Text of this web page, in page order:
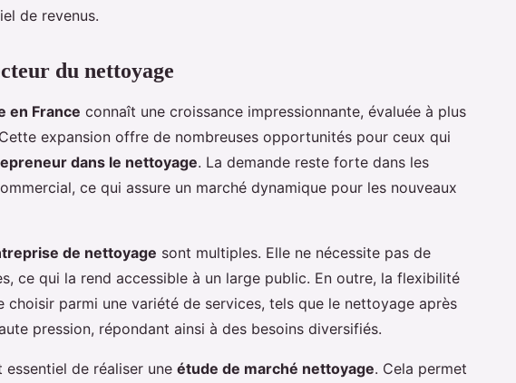
de revenus.
du nettoyage
en France connaît une croissance impressionnante, évaluée à plus
expansion offre de nombreuses opportunités pour ceux qui
dans le nettoyage. La demande reste forte dans les
ce qui assure un marché dynamique pour les nouveaux
de nettoyage sont multiples. Elle ne nécessite pas de
ce qui la rend accessible à un large public. En outre, la flexibilité
choisir parmi une variété de services, tels que le nettoyage après
pression, répondant ainsi à des besoins diversifiés.
essentiel de réaliser une étude de marché nettoyage. Cela permet